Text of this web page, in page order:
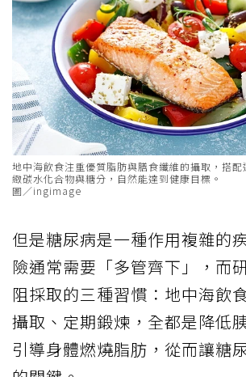
地中海飲食注重優質脂肪與膳食纖維的攝取，搭
緻碳水化合物與糖分，自然能達到健康目標。
圖／ingimage
但是糖尿病是一種作用複雜的
險通常需要「多管齊下」，而
阻採取的三種習慣：地中海飲
攝取、定期鍛煉，全都是降低
引導身體燃燒脂肪，從而讓糖